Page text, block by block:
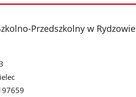
Przedszkolny w Rydzowie